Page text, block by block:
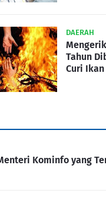
DAERAH
Tahun
Curi Ikan
Kominfo yang